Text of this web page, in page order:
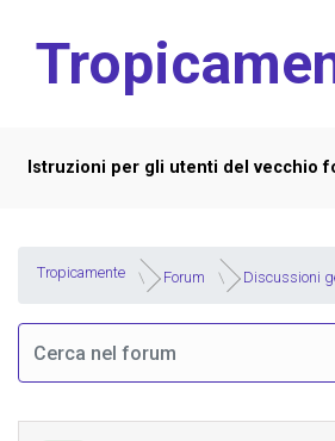
Istruzioni per gli utenti del vecchio
Tropicamente Forum Discussioni